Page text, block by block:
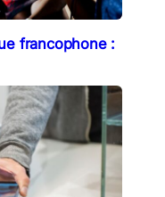
francophone :